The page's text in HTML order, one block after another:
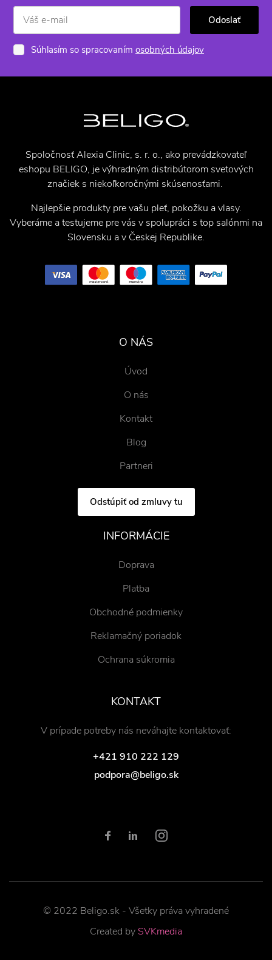
Odoslať
Súhlasím so spracovaním osobných údajov
Spoločnosť Alexia Clinic, s. r. o., ako prevádzkovateľ
eshopu BELIGO, je výhradným distribútorom svetových
značiek s niekoľkoročnými skúsenosťami.
Najlepšie produkty pre vašu pleť, pokožku a vlasy.
Vyberáme a testujeme pre vás v spolupráci s top salónmi na
Slovensku a v Českej Republike.
O NÁS
Úvod
O nás
Kontakt
Blog
Partneri
Odstúpiť od zmluvy tu
INFORMÁCIE
Doprava
Platba
Obchodné podmienky
Reklamačný poriadok
Ochrana súkromia
KONTAKT
V prípade potreby nás neváhajte kontaktovať:
+421 910 222 129
podpora@beligo.sk
© 2022 Beligo.sk - Všetky práva vyhradené
Created by SVKmedia